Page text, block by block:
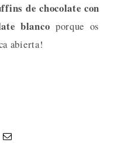
de chocolate con
blanco porque os
abierta!